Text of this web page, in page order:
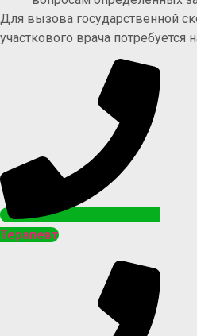
Для вызова государственной
участкового врача потребуется
Терапевт